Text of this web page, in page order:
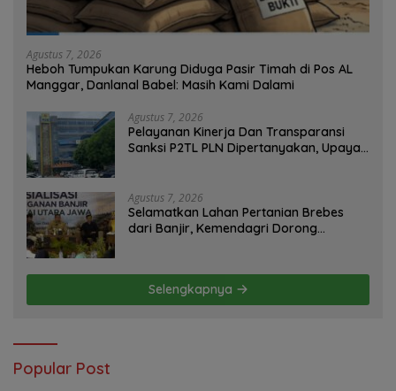
Agustus 7, 2026
Heboh Tumpukan Karung Diduga Pasir Timah di Pos AL
Manggar, Danlanal Babel: Masih Kami Dalami
Agustus 7, 2026
Pelayanan Kinerja Dan Transparansi
Sanksi P2TL PLN Dipertanyakan, Upaya
Agustus 7, 2026
Selamatkan Lahan Pertanian Brebes
dari Banjir, Kemendagri Dorong
Selengkapnya
Popular Post